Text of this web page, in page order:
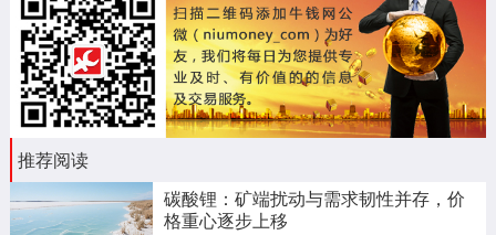
推荐阅读
碳酸锂：矿端扰动与需求韧性并存，价
格重心逐步上移